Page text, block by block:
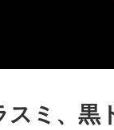
ミ、黒